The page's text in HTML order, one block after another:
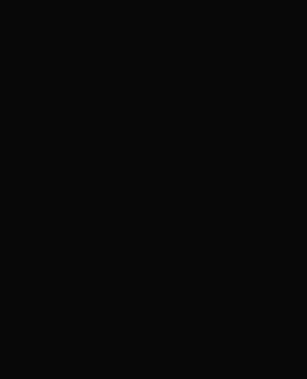
dans la